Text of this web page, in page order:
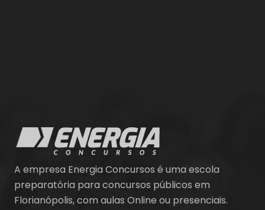
A empresa Energia Concursos é uma escola
preparatória para concursos públicos em
Florianópolis, com aulas Online ou presenciais.